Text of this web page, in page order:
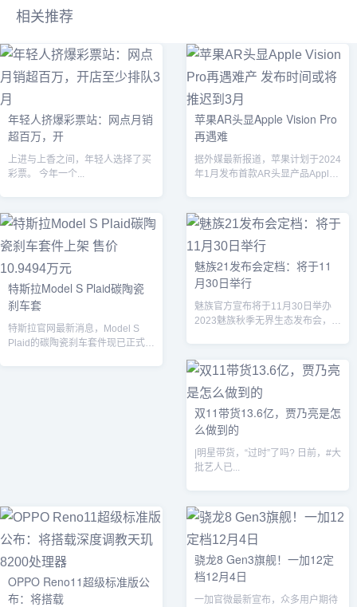
相关推荐
年轻人挤爆彩票站：网点月销
超百万，开
上进与上香之间，年轻人选择了买
彩票。 今年一个...
苹果AR头显Apple Vision Pro
再遇难
据外媒最新报道，苹果计划于2024
年1月发布首款AR头显产品Apple
特斯拉Model S Plaid碳陶瓷
刹车套
特斯拉官网最新消息，Model S
Plaid的碳陶瓷刹车套件现已正式上
魅族21发布会定档：将于11
月30日举行
魅族官方宣布将于11月30日举办
2023魅族秋季无界生态发布会，届
双11带货13.6亿，贾乃亮是怎
么做到的
|明星带货，“过时”了吗? 日前，#大
批艺人已...
OPPO Reno11超级标准版公
布：将搭载
骁龙8 Gen3旗舰！一加12定
档12月4日
一加官微最新宣布，众多用户期待